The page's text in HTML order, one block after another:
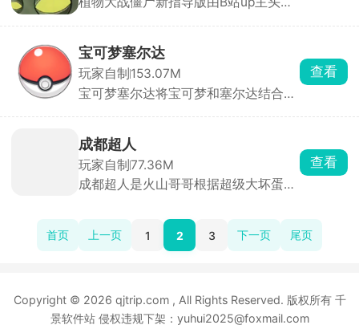
指导玩家一步步的进行操作，解锁不同
属性的植物，布置强大的对战阵容抵抗
僵尸的入侵，挑战多样的冒险模式，体
验非同一般的策略塔防乐趣。
宝可梦塞尔达
玩家自制 153.07M
宝可梦塞尔达将宝可梦和塞尔达结合的
游戏中飞行滑翔，探索世界更加有趣，
挑战敌人寻找隐藏景色，游戏充满挑战
和趣味。
查看
成都超人
玩家自制77.36M
成都超人是火山哥哥根据超级大坏蛋这
飞来的物品，精密额的还原电影形象，
其中还会遇见现实生活中随处可见的物
查看
首页 上一页 1 2 3 下一页 尾页
Copyright © 2026 qjtrip.com , All Rights Reserved. 版权所有 千
景软件站 侵权违规下架：yuhui2025@foxmail.com